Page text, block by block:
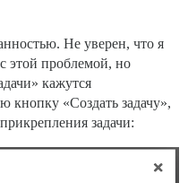
Не уверен, что я
этой проблемой, но
кажутся
кнопку «Создать задачу»,
задачи: